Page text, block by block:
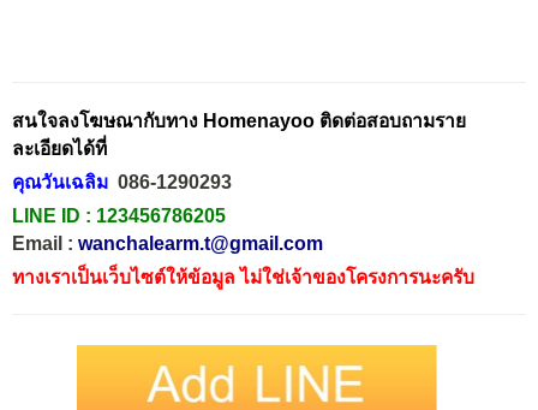
สนใจลงโฆษณากับทาง Homenayoo ติดต่อสอบถามราย
ละเอียดได้ที่
คุณวันเฉลิม 086-1290293
LINE ID : 123456786205
Email : wanchalearm.t@gmail.com
ทางเราเป็นเว็บไซต์ให้ข้อมูล ไม่ใช่เจ้าของโครงการนะครับ